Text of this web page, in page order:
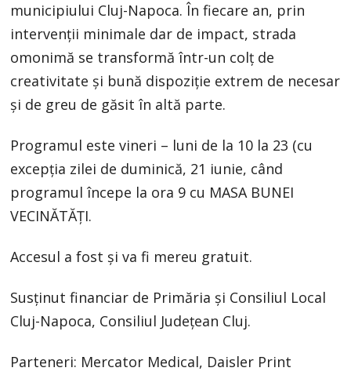
municipiului Cluj-Napoca. În fiecare an, prin
intervenții minimale dar de impact, strada
omonimă se transformă într-un colț de
creativitate și bună dispoziție extrem de necesar
și de greu de găsit în altă parte.
Programul este vineri – luni de la 10 la 23 (cu
excepția zilei de duminică, 21 iunie, când
programul începe la ora 9 cu MASA BUNEI
VECINĂTĂȚI.
Accesul a fost și va fi mereu gratuit.
Susținut financiar de Primăria și Consiliul Local
Cluj-Napoca, Consiliul Județean Cluj.
Parteneri: Mercator Medical, Daisler Print